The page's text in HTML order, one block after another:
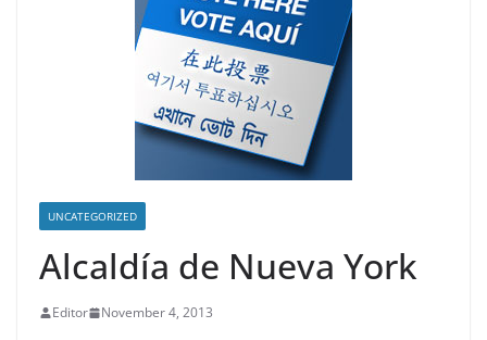
UNCATEGORIZED
Alcaldía de Nueva York
Editor November 4, 2013